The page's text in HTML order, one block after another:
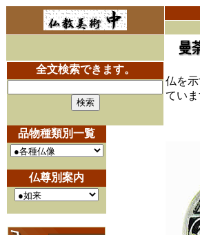
全文検索できます。
品物種類別一覧
仏尊別案内
仏を
ていま